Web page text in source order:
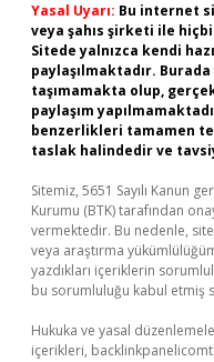
Yasal Uyarı: Bu internet
veya şahıs şirketi ile
Sitede yalnızca kendi
paylaşılmaktadır.
taşımamakta olup,
paylaşım
benzerlikleri tamamen
taslak halindedir ve
Sitemiz, 5651 Sayılı Kanun
Kurumu (BTK) tarafından
vermektedir. Bu nedenle,
veya araştırma
yazdıkları içeriklerin
bu sorumluluğu kabul etmiş
Hukuka ve yasal
içerikleri,